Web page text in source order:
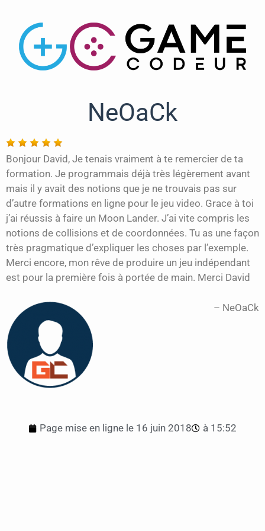
NeOaCk
Bonjour David, Je tenais vraiment à te remercier de ta
formation. Je programmais déjà très légèrement avant
mais il y avait des notions que je ne trouvais pas sur
d’autre formations en ligne pour le jeu video. Grace à toi
j’ai réussis à faire un Moon Lander. J’ai vite compris les
notions de collisions et de coordonnées. Tu as une façon
très pragmatique d’expliquer les choses par l’exemple.
Merci encore, mon rêve de produire un jeu indépendant
est pour la première fois à portée de main. Merci David
NeOaCk
Page mise en ligne le 16 juin 2018 à 15:52